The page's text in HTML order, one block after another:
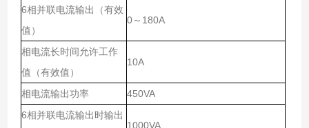
6相并联电流输出（有效
值）
0～180A
相电流长时间允许工作
值（有效值）
10A
相电流输出功率
450VA
6相并联电流输出时输出
1000VA